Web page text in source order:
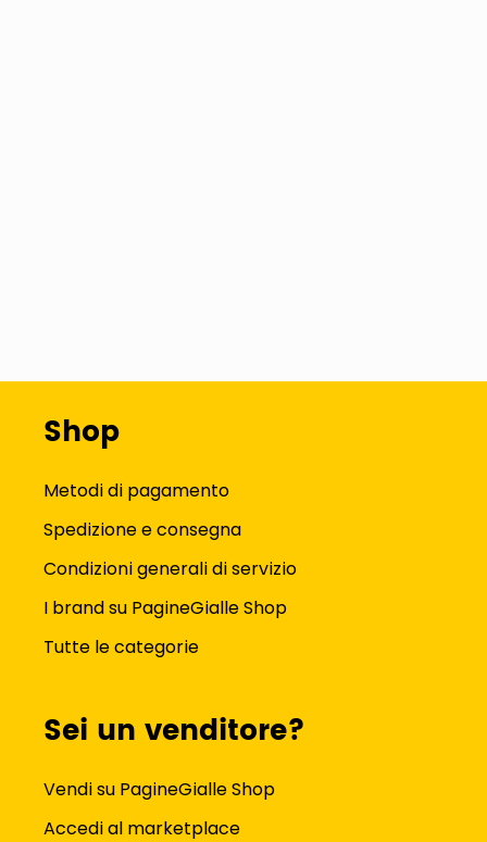
Shop
Metodi di pagamento
Spedizione e consegna
Condizioni generali di servizio
I brand su PagineGialle Shop
Tutte le categorie
Sei un venditore?
Vendi su PagineGialle Shop
Accedi al marketplace